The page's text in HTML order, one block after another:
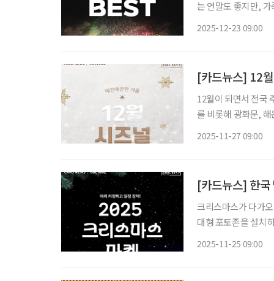
는 연말도 좋지만,
2025-12-23 09:00
[카드뉴스] 12
12월이 되면서 전국
를 비롯해 광화문,
2025-11-27 09:00
[카드뉴스] 한
크리스마스가 다가
대형 포토존을 설치
2025-11-25 09:00